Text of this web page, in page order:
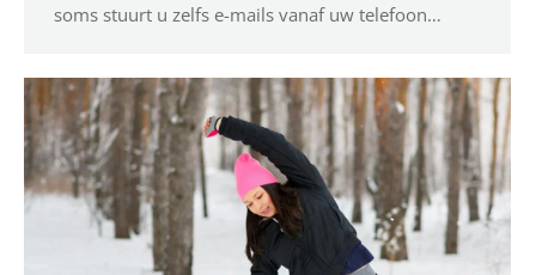
soms stuurt u zelfs e-mails vanaf uw telefoon…